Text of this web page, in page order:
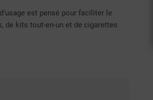
est pensé pour faciliter le
de kits tout-en-un et de cigarettes
plus tard si l'envie d'évoluer se
débutants, le Centaurus Ori 35